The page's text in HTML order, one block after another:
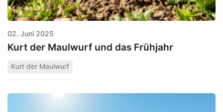
02. Juni 2025
Kurt der Maulwurf und das Frühjahr
Kurt der Maulwurf